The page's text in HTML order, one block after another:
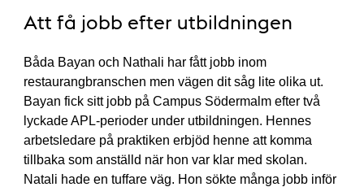
Att få jobb efter utbildningen
Båda Bayan och Nathali har fått jobb inom
restaurangbranschen men vägen dit såg lite olika ut.
Bayan fick sitt jobb på Campus Södermalm efter två
lyckade APL-perioder under utbildningen. Hennes
arbetsledare på praktiken erbjöd henne att komma
tillbaka som anställd när hon var klar med skolan.
Natali hade en tuffare väg. Hon sökte många jobb inför